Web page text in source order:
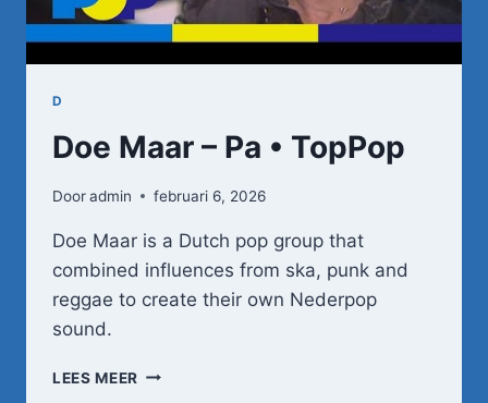
D
Doe Maar – Pa • TopPop
Dooradmin februari 6, 2026
Doe Maar is a Dutch pop group that
combined influences from ska, punk and
reggae to create their own Nederpop
sound.
LEES MEER DOE